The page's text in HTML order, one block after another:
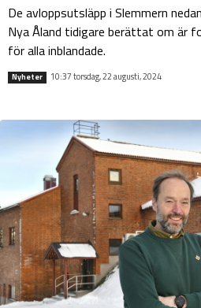
De avloppsutsläpp i Slemmern
Nya Åland tidigare berättat om är
för alla inblandade.
Nyheter 10:37 torsdag, 22 augusti, 2024